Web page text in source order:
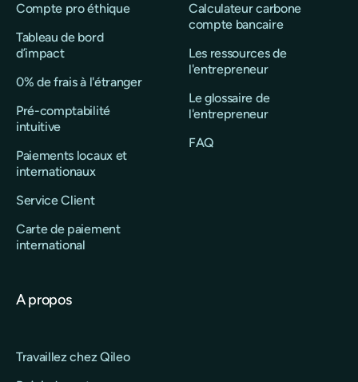
Compte pro éthique
Tableau de bord
d’impact
0% de frais à l'étranger
Pré-comptabilité
intuitive
Paiements locaux et
internationaux
Service Client
Carte de paiement
international
Calculateur carbone
compte bancaire
Les ressources de
l'entrepreneur
Le glossaire de
l'entrepreneur
FAQ
A propos
Travaillez chez Qileo